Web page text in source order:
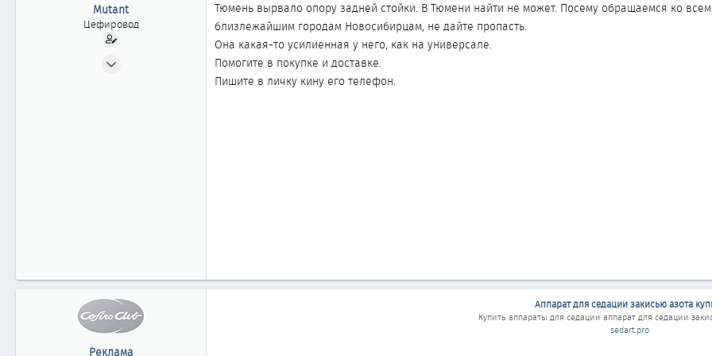
Mutant
Цефировод
Тюмень вырвало опору задней стойки. В Тюмени найти не может. Посему обращаемся ко всем
близлежайшим городам Новосибирцам, не дайте пропасть.
Она какая-то усилиенная у него, как на универсале.
Помогите в покупке и доставке.
Пишите в личку кину его телефон.
Реклама
Аппарат для седации закисью азота
Купить аппараты для седации аппарат для седации
sedart.pro